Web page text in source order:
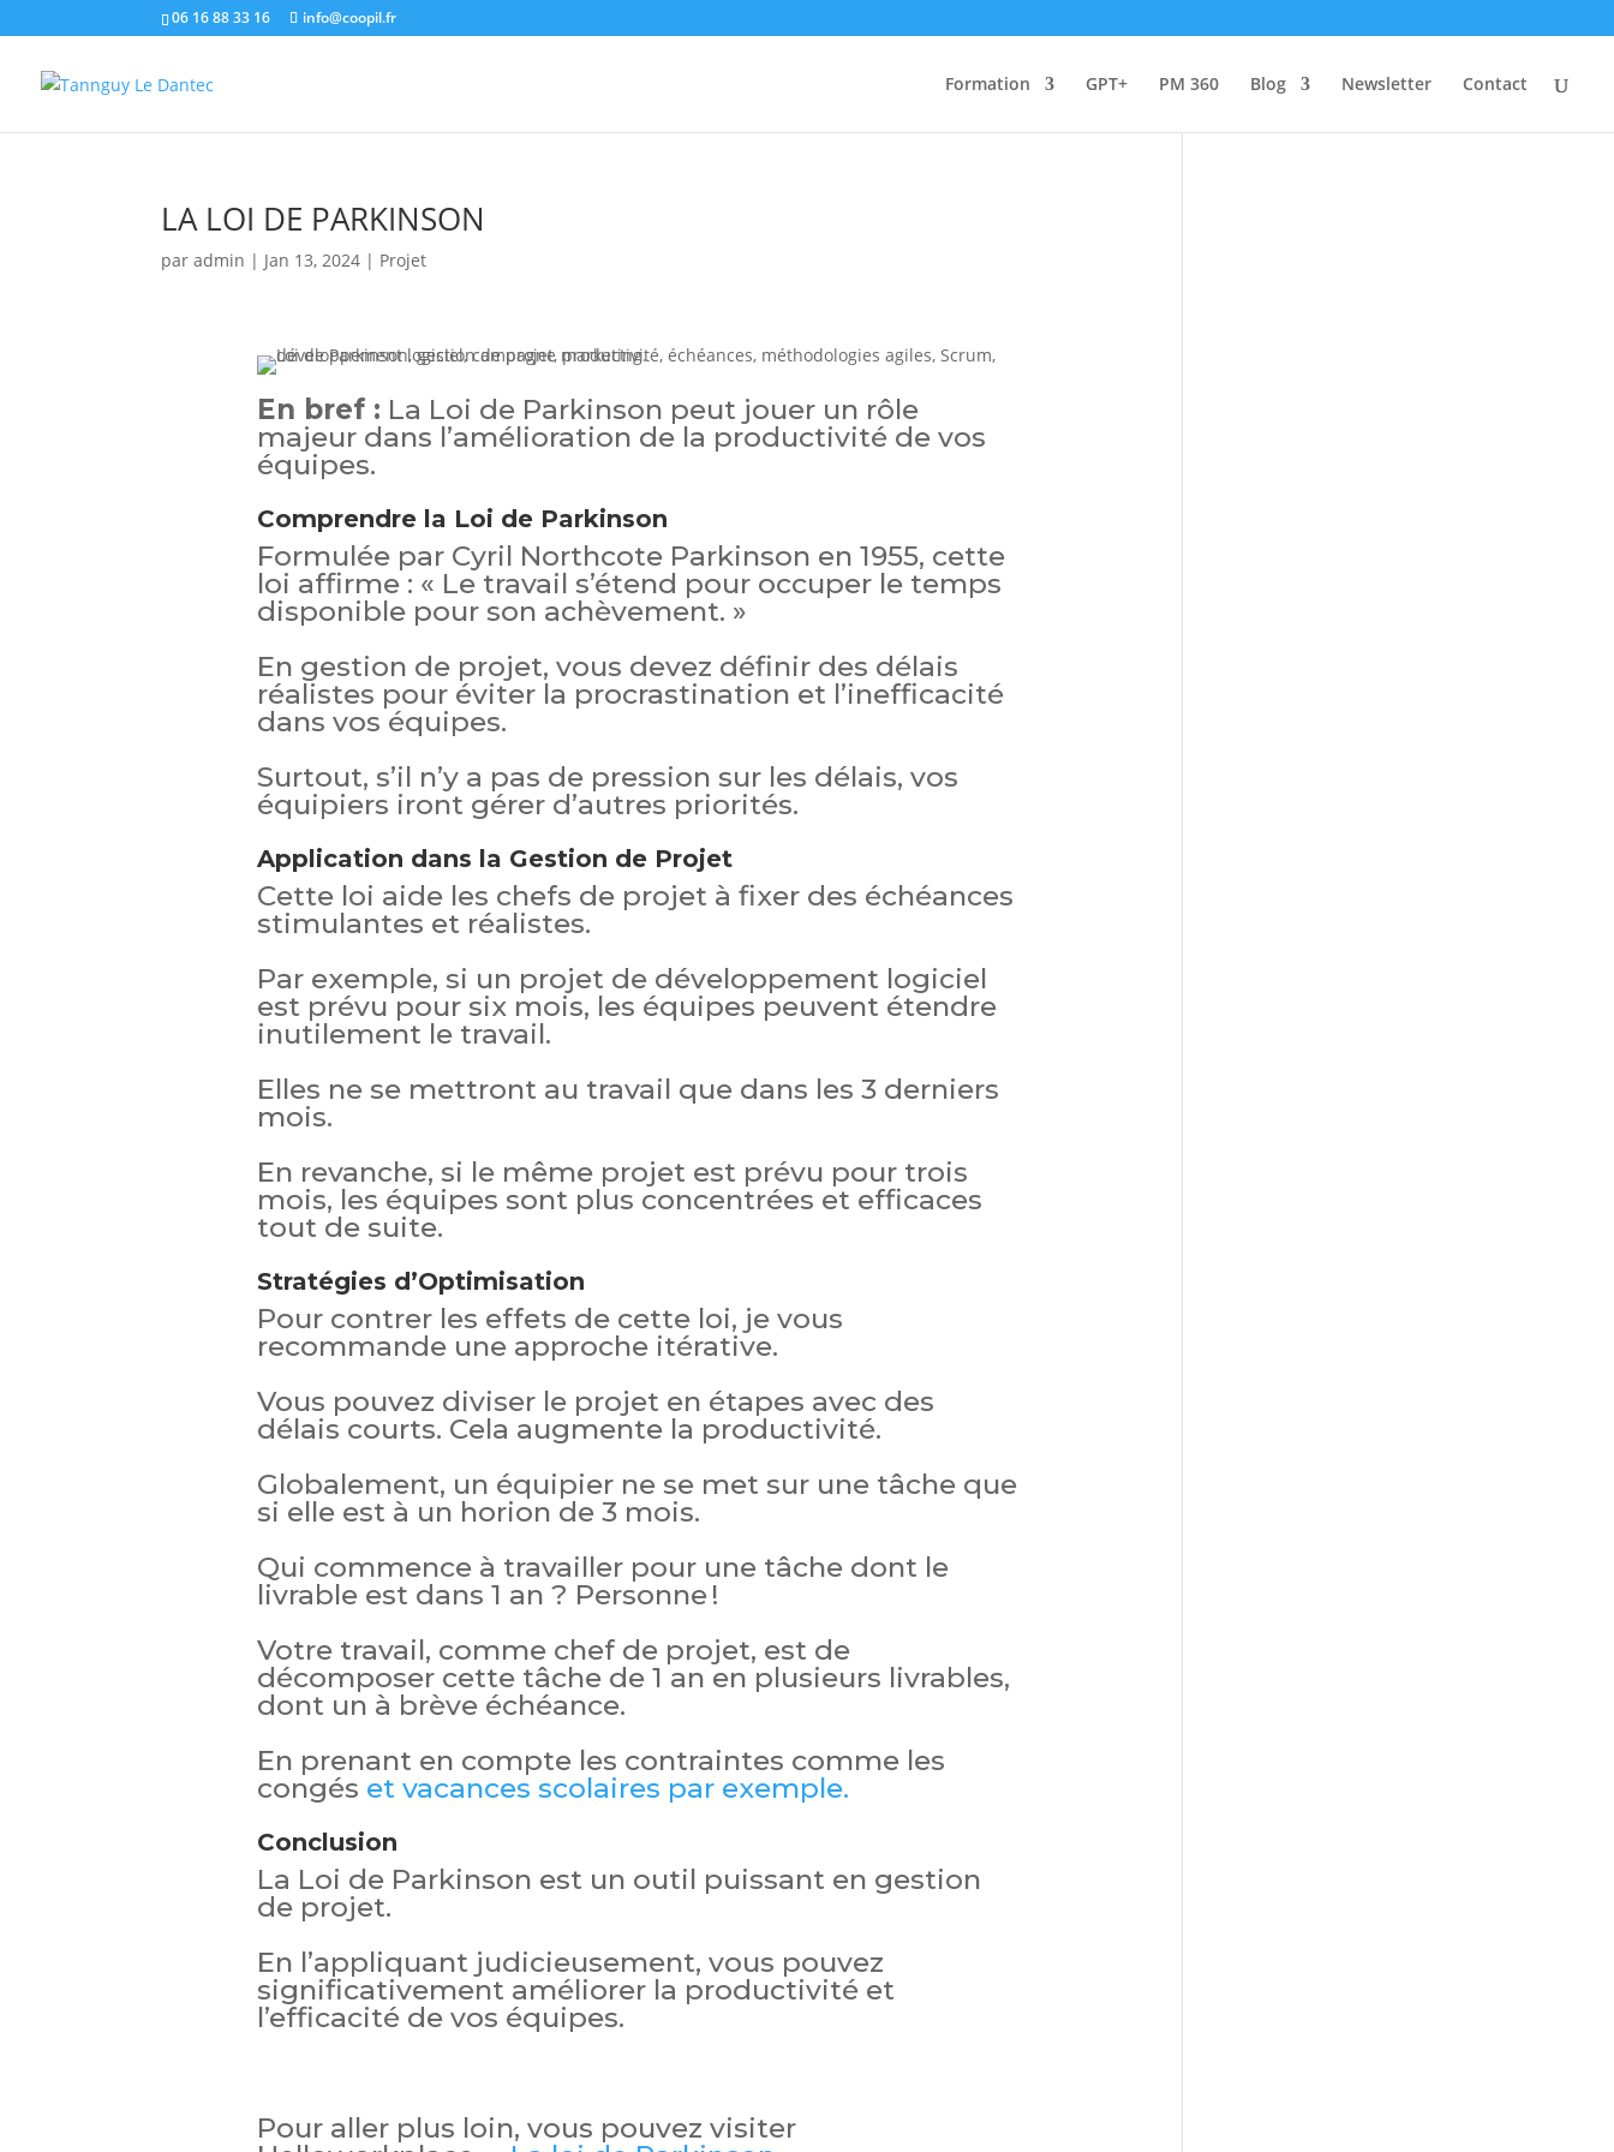
06 16 88 33 16 info@coopil.fr
Formation GPT+ PM 360 Blog Newsletter Contact
LA LOI DE PARKINSON
paradmin | Jan 13, 2024 | Projet
En bref : La Loi de Parkinson peut jouer un rôle
majeur dans l’amélioration de la productivité de vos
équipes.
Comprendre la Loi de Parkinson
Formulée par Cyril Northcote Parkinson en 1955, cette
loi affirme : « Le travail s’étend pour occuper le temps
disponible pour son achèvement. »
En gestion de projet, vous devez définir des délais
réalistes pour éviter la procrastination et l’inefficacité
dans vos équipes.
Surtout, s’il n’y a pas de pression sur les délais, vos
équipiers iront gérer d’autres priorités.
Application dans la Gestion de Projet
Cette loi aide les chefs de projet à fixer des échéances
stimulantes et réalistes.
Par exemple, si un projet de développement logiciel
est prévu pour six mois, les équipes peuvent étendre
inutilement le travail.
Elles ne se mettront au travail que dans les 3 derniers
mois.
En revanche, si le même projet est prévu pour trois
mois, les équipes sont plus concentrées et efficaces
tout de suite.
Stratégies d’Optimisation
Pour contrer les effets de cette loi, je vous
recommande une approche itérative.
Vous pouvez diviser le projet en étapes avec des
délais courts. Cela augmente la productivité.
Globalement, un équipier ne se met sur une tâche que
si elle est à un horion de 3 mois.
Qui commence à travailler pour une tâche dont le
livrable est dans 1 an ? Personne !
Votre travail, comme chef de projet, est de
décomposer cette tâche de 1 an en plusieurs livrables,
dont un à brève échéance.
En prenant en compte les contraintes comme les
congés et vacances scolaires par exemple.
Conclusion
La Loi de Parkinson est un outil puissant en gestion
de projet.
En l’appliquant judicieusement, vous pouvez
significativement améliorer la productivité et
l’efficacité de vos équipes.
Pour aller plus loin, vous pouvez visiter